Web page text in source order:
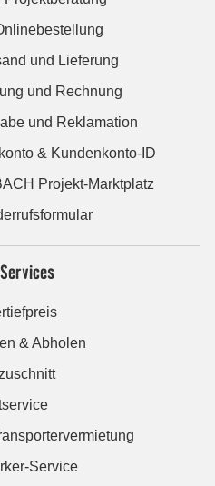
und Lieferung
und Rechnung
und Reklamation
& Kundenkonto-ID
Projekt-Marktplatz
& Abholen
Service